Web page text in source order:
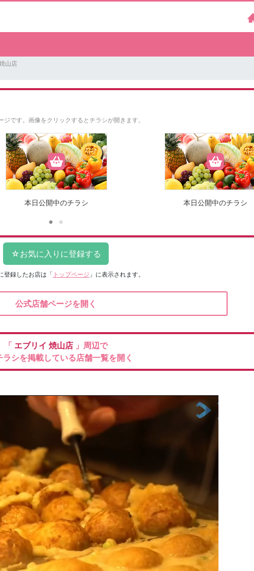
山店
ジです。 画像をクリックするとチラシが開きます。
本日公開中のチラシ 本日公開中のチラシ
登録したお店は 「 トップページ 」に表示されます。
公式店舗ページを開く
「 エブリイ 焼山店 」周辺で
ラシを掲載している店舗一覧を開く